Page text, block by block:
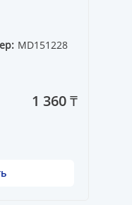
MD151228
1 360 ₸